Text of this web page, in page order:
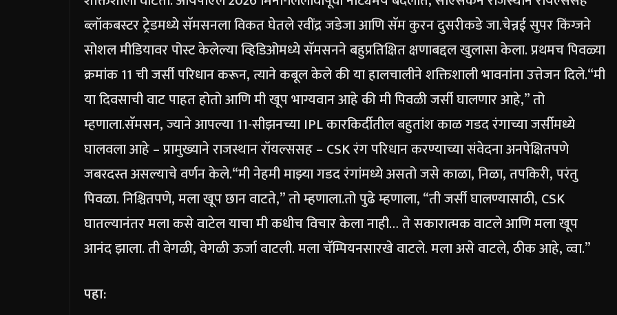
ब्लॉकबस्टर ट्रेडमध्ये सॅमसनला विकत घेतलेरवींद्र जडेजाआणिसॅम कुरनदुसरीकडे जा.चेन्नई सुपर किंग्जने
सोशल मीडियावर पोस्ट केलेल्या व्हिडिओमध्ये सॅमसनने बहुप्रतिक्षित क्षणाबद्दल खुलासा केला. प्रथमच पिवळ्या
क्रमांक 11 ची जर्सी परिधान करून, त्याने कबूल केले की या हालचालीने शक्तिशाली भावनांना उत्तेजन दिले.“मी
या दिवसाची वाट पाहत होतो आणि मी खूप भाग्यवान आहे की मी पिवळी जर्सी घालणार आहे,” तो
म्हणाला.सॅमसन, ज्याने आपल्या 11-सीझनच्या IPL कारकिर्दीतील बहुतांश काळ गडद रंगाच्या जर्सीमध्ये
घालवला आहे – प्रामुख्याने राजस्थान रॉयल्ससह – CSK रंग परिधान करण्याच्या संवेदना अनपेक्षितपणे
जबरदस्त असल्याचे वर्णन केले.“मी नेहमी माझ्या गडद रंगांमध्ये असतो जसे काळा, निळा, तपकिरी, परंतु
पिवळा. निश्चितपणे, मला खूप छान वाटते,” तो म्हणाला.तो पुढे म्हणाला, “ती जर्सी घालण्यासाठी, CSK
घातल्यानंतर मला कसे वाटेल याचा मी कधीच विचार केला नाही… ते सकारात्मक वाटले आणि मला खूप
आनंद झाला. ती वेगळी, वेगळी ऊर्जा वाटली. मला चॅम्पियनसारखे वाटले. मला असे वाटले, ठीक आहे, व्वा.”
पहा: